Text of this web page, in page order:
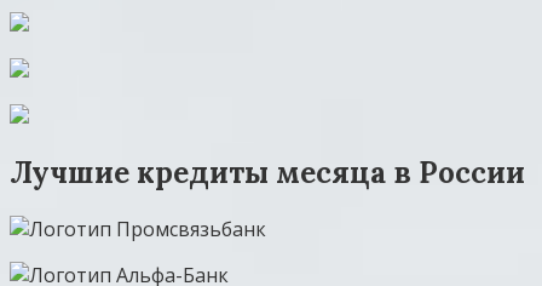
Лучшие кредиты месяца в России